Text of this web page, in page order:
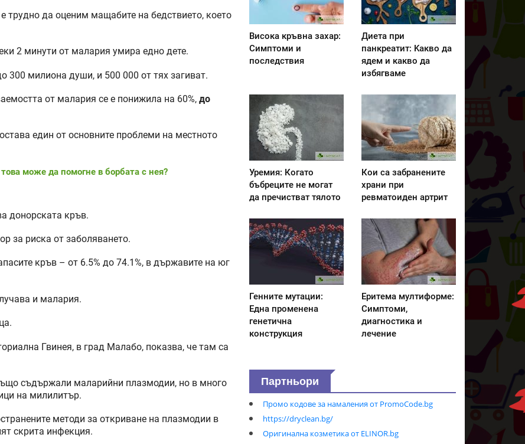
трудно да оценим мащабите на бедствието, което
2 минути от малария умира едно дете.
300 милиона души, и 500 000 от тях загиват.
от малария се е понижила на 60%, до
един от основните проблеми на местното
може да помогне в борбата с нея?
донорската кръв.
за риска от заболяването.
кръв – от 6.5% до 74.1%, в държавите на юг
и малария.
Гвинея, в град Малабо, показва, че там са
съдържали маларийни плазмодии, но в много
на милилитър.
методи за откриване на плазмодии в
скрита инфекция.
Висока кръвна захар:
Симптоми и
последствия
Диета при
панкреатит: Kакво да
ядем и какво да
избягваме
Уремия: Когато
бъбреците не могат
да пречистват тялото
Кои са забранените
храни при
ревматоиден артрит
Генните мутации:
Една променена
генетична
конструкция
Еритема мултиформе:
Симптоми,
диагностика и
лечение
Партньори
Промо кодове за намаления от PromoCode.bg
https://dryclean.bg/
Оригинална козметика от ELINOR.bg